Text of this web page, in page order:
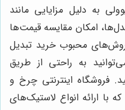
به دلیل مزایایی مانند
امکان مقایسه قیمت‌ها
محبوب خرید تبدیل
به راحتی از طریق
فروشگاه اینترنتی چرخ و
با ارائه انواع لاستیک‌های